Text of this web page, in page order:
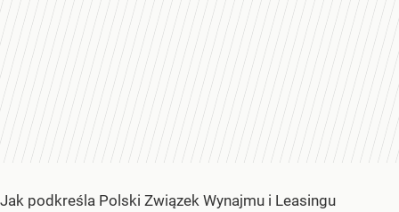
Jak podkreśla Polski Związek Wynajmu i Leasingu